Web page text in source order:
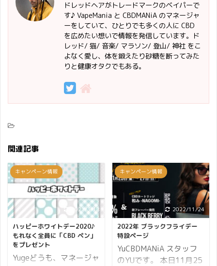
ドレッドヘアがトレードマークのベイパーで
す♪ VapeMania と CBDMANiA のマネージャ
ーをしていて、ひとりでも多くの人に CBD
を広めたい想いで情報を発信しています。ド
レッド/ 猫/ 音楽/ マラソン/ 登山/ 神社 をこ
よなく愛し、体を鍛えたり砂糖を断ってみた
りと健康オタクでもある。
関連記事
キャンペーン情報
2021/3/18
ハッピーホワイトデー2020♪
もれなく全員に「CBD ペン」
をプレゼント
Yugeどうも、マネージャ
キャンペーン情報
2022/11/24
2022年 ブラックフライデー
特設ページ
YuCBDMANiA スタッフ
のYUです。 本日11月25